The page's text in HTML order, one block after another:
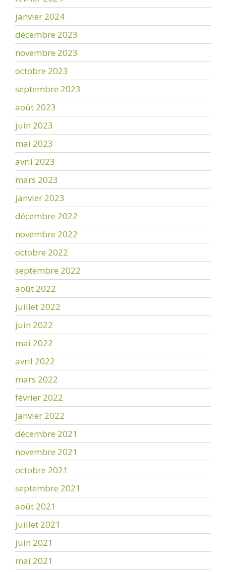
janvier 2024
décembre 2023
novembre 2023
octobre 2023
septembre 2023
août 2023
juin 2023
mai 2023
avril 2023
mars 2023
janvier 2023
décembre 2022
novembre 2022
octobre 2022
septembre 2022
août 2022
juillet 2022
juin 2022
mai 2022
avril 2022
mars 2022
février 2022
janvier 2022
décembre 2021
novembre 2021
octobre 2021
septembre 2021
août 2021
juillet 2021
juin 2021
mai 2021